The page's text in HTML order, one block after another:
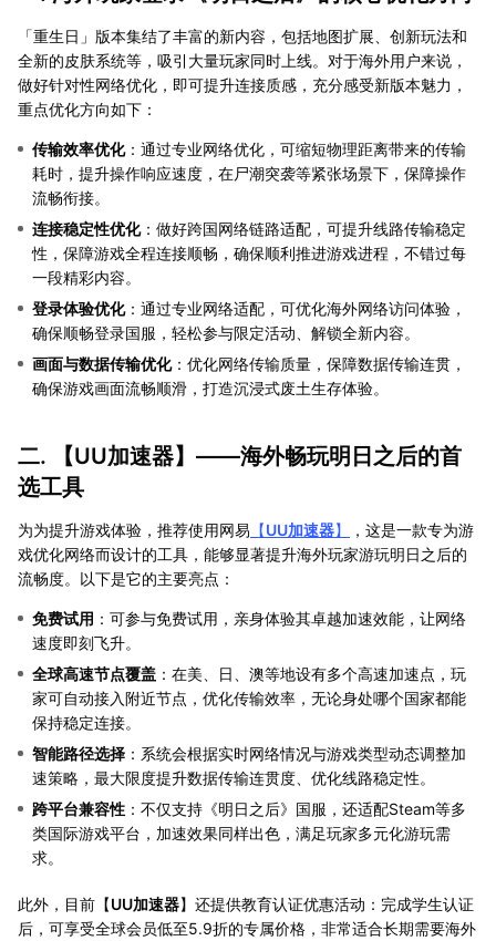
「重生日」版本集结了丰富的新内容，包括地图扩展、创新玩法和
全新的皮肤系统等，吸引大量玩家同时上线。对于海外用户来说，
做好针对性网络优化，即可提升连接质感，充分感受新版本魅力，
重点优化方向如下：
传输效率优化：通过专业网络优化，可缩短物理距离带来的传输
耗时，提升操作响应速度，在尸潮突袭等紧张场景下，保障操作
流畅衔接。
连接稳定性优化：做好跨国网络链路适配，可提升线路传输稳定
性，保障游戏全程连接顺畅，确保顺利推进游戏进程，不错过每
一段精彩内容。
登录体验优化：通过专业网络适配，可优化海外网络访问体验，
确保顺畅登录国服，轻松参与限定活动、解锁全新内容。
画面与数据传输优化：优化网络传输质量，保障数据传输连贯，
确保游戏画面流畅顺滑，打造沉浸式废土生存体验。
二. 【UU加速器】——海外畅玩明日之后的首
选工具
为为提升游戏体验，推荐使用网易 【UU加速器】
，这是一款专为游
戏优化网络而设计的工具，能够显著提升海外玩家游玩明日之后的
流畅度。以下是它的主要亮点：
免费试用 ：可参与免费试用，亲身体验其卓越加速效能，让网络
速度即刻飞升。
全球高速节点覆盖 ：在美、日、澳等地设有多个高速加速点，玩
家可自动接入附近节点，优化传输效率，无论身处哪个国家都能
保持稳定连接。
智能路径选择 ：系统会根据实时网络情况与游戏类型动态调整加
速策略，最大限度提升数据传输连贯度、优化线路稳定性。
跨平台兼容性 ：不仅支持《明日之后》国服，还适配Steam等多
类国际游戏平台，加速效果同样出色，满足玩家多元化游玩需
求。
此外，目前【UU加速器】还提供教育认证优惠活动：完成学生认证
后，可享受全球会员低至5.9折的专属价格，非常适合长期需要海外